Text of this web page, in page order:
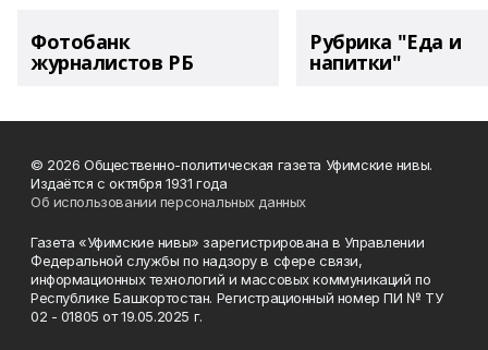
Фотобанк
журналистов РБ
Рубрика "Еда и
напитки"
© 2026 Общественно-политическая газета Уфимские нивы.
Издаётся с октября 1931 года
Об использовании персональных данных
Газета «Уфимские нивы» зарегистрирована в Управлении
Федеральной службы по надзору в сфере связи,
информационных технологий и массовых коммуникаций по
Республике Башкортостан. Регистрационный номер ПИ № ТУ
02 - 01805 от 19.05.2025 г.